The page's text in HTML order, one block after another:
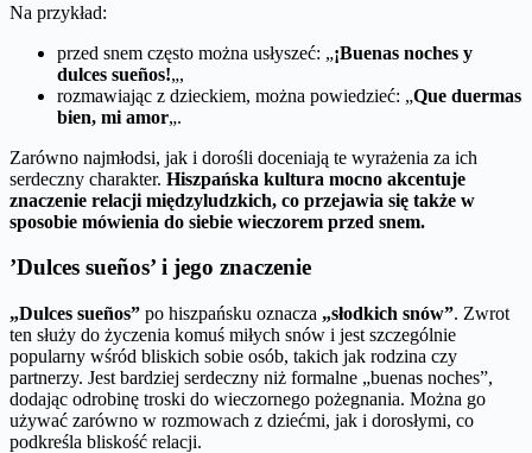
Na przykład:
przed snem często można usłyszeć: „¡Buenas noches y
dulces sueños!„,
rozmawiając z dzieckiem, można powiedzieć: „Que duermas
bien, mi amor„.
Zarówno najmłodsi, jak i dorośli doceniają te wyrażenia za ich
serdeczny charakter. Hiszpańska kultura mocno akcentuje
znaczenie relacji międzyludzkich, co przejawia się także w
sposobie mówienia do siebie wieczorem przed snem.
’Dulces sueños’ i jego znaczenie
„Dulces sueños” po hiszpańsku oznacza „słodkich snów”. Zwrot
ten służy do życzenia komuś miłych snów i jest szczególnie
popularny wśród bliskich sobie osób, takich jak rodzina czy
partnerzy. Jest bardziej serdeczny niż formalne „buenas noches”,
dodając odrobinę troski do wieczornego pożegnania. Można go
używać zarówno w rozmowach z dziećmi, jak i dorosłymi, co
podkreśla bliskość relacji.